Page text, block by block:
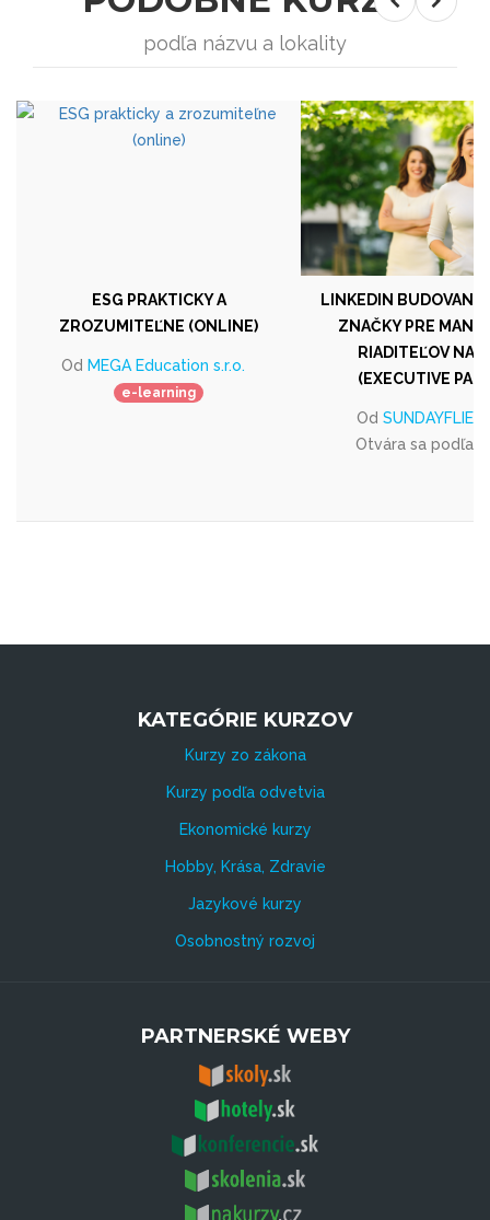
podľa názvu a lokality
ESG PRAKTICKY A
ZROZUMITEĽNE (ONLINE)
Od MEGA Education s.r.o.
e-learning
LINKEDIN
ZNAČKY PRE
RIADITEĽOV NA
(EXECUTIVE
Od SUNDAYFLIES
Otvára sa podľa
KATEGÓRIE KURZOV
Kurzy zo zákona
Kurzy podľa odvetvia
Ekonomické kurzy
Hobby, Krása, Zdravie
Jazykové kurzy
Osobnostný rozvoj
PARTNERSKÉ WEBY